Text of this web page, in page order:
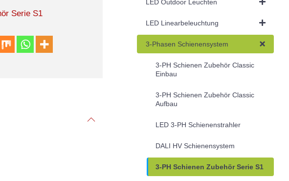
Serie S1
LED Outdoor Leuchten
LED Linearbeleuchtung
3-Phasen Schienensystem
3-PH Schienen Zubehör Classic
Einbau
3-PH Schienen Zubehör Classic
Aufbau
LED 3-PH Schienenstrahler
DALI HV Schienensystem
3-PH Schienen Zubehör Serie S1